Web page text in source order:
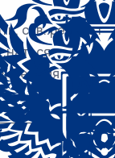
сув..ренитет